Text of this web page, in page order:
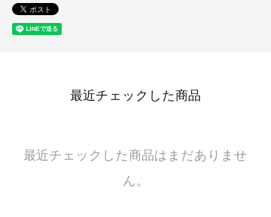
最近チェックした商品
最近チェックした商品はまだありませ
ん。